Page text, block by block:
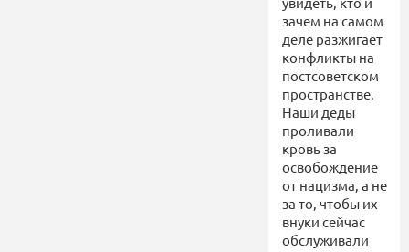
зачем на самом
деле разжигает
конфликты на
постсоветском
пространстве.
Наши деды
проливали
кровь за
освобождение
от нацизма, а не
за то, чтобы их
внуки сейчас
обслуживали